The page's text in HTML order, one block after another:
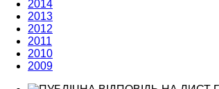
2014
2013
2012
2011
2010
2009